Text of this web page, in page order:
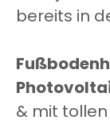
bereits in
& mit